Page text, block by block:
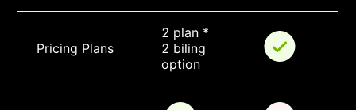
Pricing Plans
2 plan *
2 biling
option